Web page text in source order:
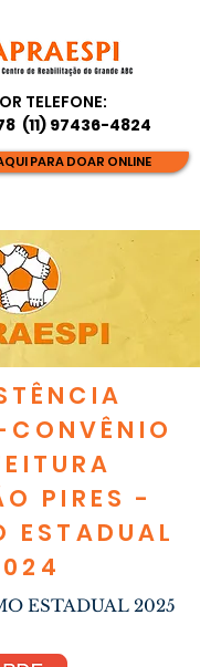
TELEFONE:
(11) 97436-4824
PARA DOAR ONLINE
PIRES -
ESTADUAL
ESTADUAL 2025